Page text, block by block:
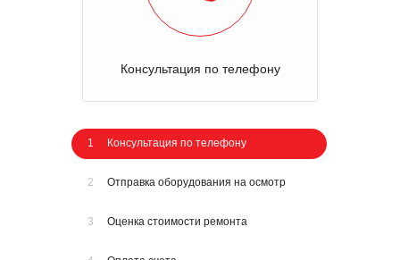
Консультация по телефону
1 Консультация по телефону
2 Отправка оборудования на осмотр
3 Оценка стоимости ремонта